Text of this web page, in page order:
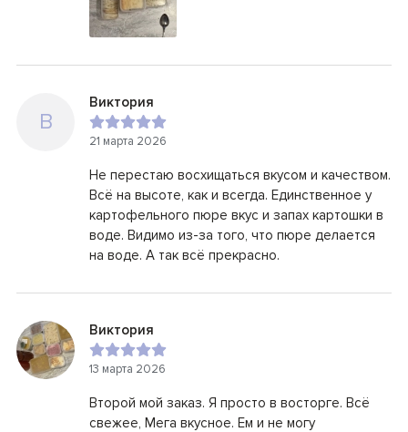
В
Виктория
21 марта 2026
Не перестаю восхищаться вкусом и качеством.
Всё на высоте, как и всегда. Единственное у
картофельного пюре вкус и запах картошки в
воде. Видимо из-за того, что пюре делается
на воде. А так всё прекрасно.
Виктория
13 марта 2026
Второй мой заказ. Я просто в восторге. Всё
свежее, Мега вкусное. Ем и не могу